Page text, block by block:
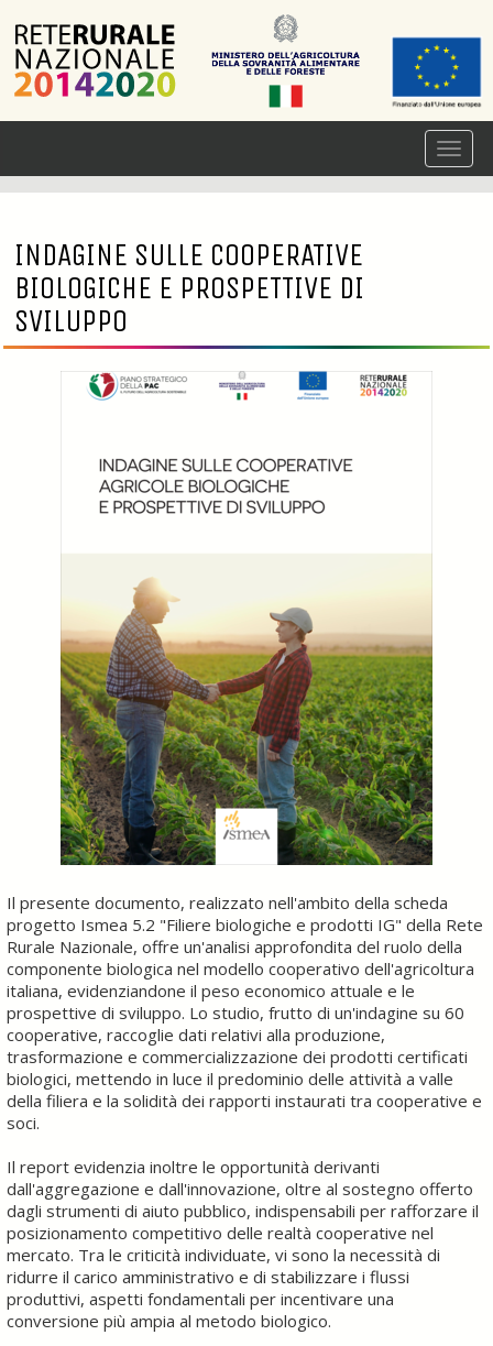
INDAGINE SULLE COOPERATIVE
BIOLOGICHE E PROSPETTIVE DI
SVILUPPO
Il presente documento, realizzato nell'ambito della scheda
progetto Ismea 5.2 "Filiere biologiche e prodotti IG" della Rete
Rurale Nazionale, offre un'analisi approfondita del ruolo della
componente biologica nel modello cooperativo dell'agricoltura
italiana, evidenziandone il peso economico attuale e le
prospettive di sviluppo. Lo studio, frutto di un'indagine su 60
cooperative, raccoglie dati relativi alla produzione,
trasformazione e commercializzazione dei prodotti certificati
biologici, mettendo in luce il predominio delle attività a valle
della filiera e la solidità dei rapporti instaurati tra cooperative e
soci.
Il report evidenzia inoltre le opportunità derivanti
dall'aggregazione e dall'innovazione, oltre al sostegno offerto
dagli strumenti di aiuto pubblico, indispensabili per rafforzare il
posizionamento competitivo delle realtà cooperative nel
mercato. Tra le criticità individuate, vi sono la necessità di
ridurre il carico amministrativo e di stabilizzare i flussi
produttivi, aspetti fondamentali per incentivare una
conversione più ampia al metodo biologico.